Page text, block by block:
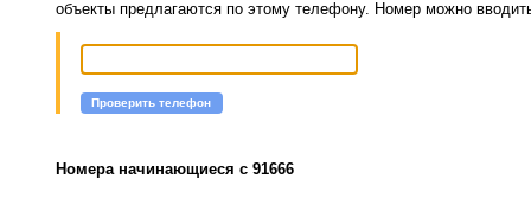
объекты предлагаются по этому телефону. Номер можно
Проверить телефон
Номера начинающиеся с 91666